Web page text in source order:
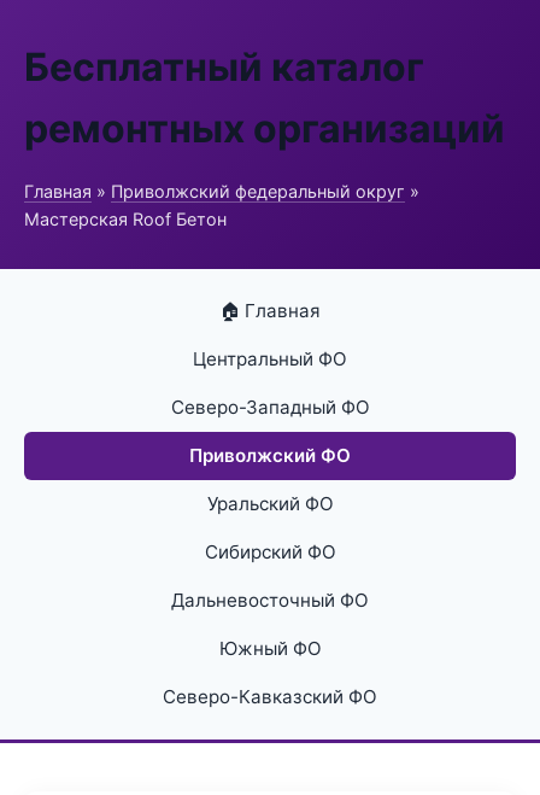
Бесплатный каталог
ремонтных организаций
Главная » Приволжский федеральный округ »
Мастерская Roof Бетон
🏠 Главная
Центральный ФО
Северо-Западный ФО
Приволжский ФО
Уральский ФО
Сибирский ФО
Дальневосточный ФО
Южный ФО
Северо-Кавказский ФО